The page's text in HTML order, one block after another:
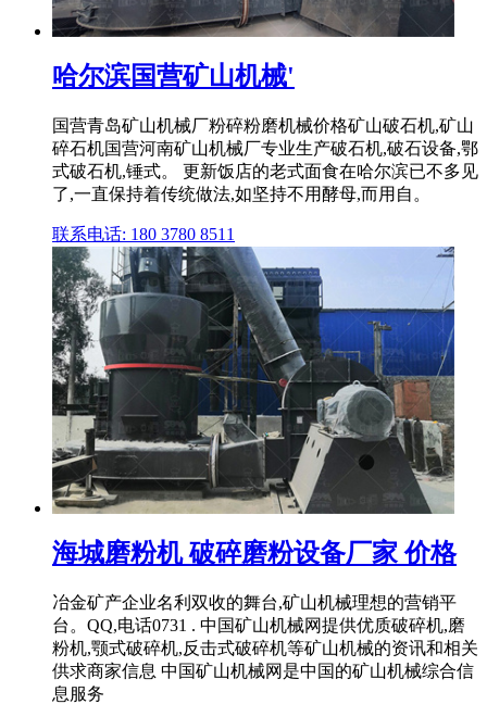
哈尔滨国营矿山机械'
国营青岛矿山机械厂粉碎粉磨机械价格矿山破石机,矿山
碎石机国营河南矿山机械厂专业生产破石机,破石设备,鄂
式破石机,锤式。 更新饭店的老式面食在哈尔滨已不多见
了,一直保持着传统做法,如坚持不用酵母,而用自。
联系电话: 180 3780 8511
海城磨粉机 破碎磨粉设备厂家 价格
冶金矿产企业名利双收的舞台,矿山机械理想的营销平
台。QQ,电话0731 . 中国矿山机械网提供优质破碎机,磨
粉机,颚式破碎机,反击式破碎机等矿山机械的资讯和相关
供求商家信息 中国矿山机械网是中国的矿山机械综合信
息服务